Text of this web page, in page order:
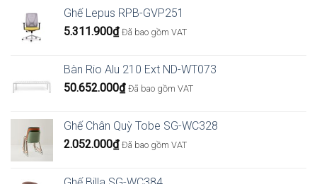
Ghế Lepus RPB-GVP251
5.311.900₫ Đã bao gồm VAT
Bàn Rio Alu 210 Ext ND-WT073
50.652.000₫ Đã bao gồm VAT
Ghế Chân Quỳ Tobe SG-WC328
2.052.000₫ Đã bao gồm VAT